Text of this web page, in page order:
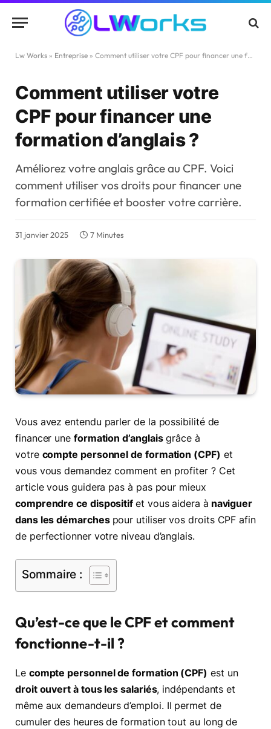
Lw Works » Entreprise » Comment utiliser votre CPF pour financer une formation d’anglais ?
Comment utiliser votre
CPF pour financer une
formation d’anglais ?
Améliorez votre anglais grâce au CPF. Voici
comment utiliser vos droits pour financer une
formation certifiée et booster votre carrière.
31 janvier 2025 7 Minutes
Vous avez entendu parler de la possibilité de
financer une formation d’anglaisgrâce à
votre compte personnel de formation (CPF) et
vous vous demandez comment en profiter ? Cet
article vous guidera pas à pas pour mieux
comprendre ce dispositifet vous aidera à naviguer
dans les démarches pour utiliser vos droits CPF afin
de perfectionner votre niveau d’anglais.
Sommaire :
Qu’est-ce que le CPF et comment
fonctionne-t-il ?
Le compte personnel de formation (CPF) est un
droit ouvert à tous les salariés, indépendants et
même aux demandeurs d’emploi. Il permet de
cumuler des heures de formation tout au long de